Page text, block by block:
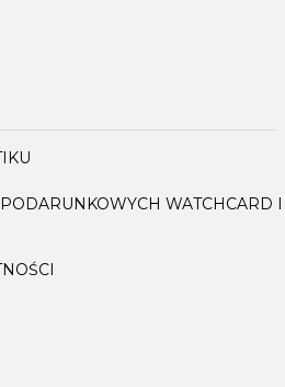
WATCHCARD I